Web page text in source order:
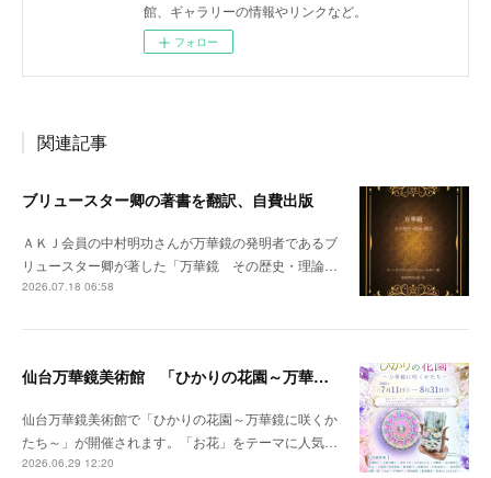
館、ギャラリーの情報やリンクなど。
フォロー
関連記事
ブリュースター卿の著書を翻訳、自費出版
ＡＫＪ会員の中村明功さんが万華鏡の発明者であるブ
リュースター卿が著した「万華鏡 その歴史・理論…
2026.07.18 06:58
仙台万華鏡美術館 「ひかりの花園～万華鏡に咲くかたち～」開催のお知らせ
仙台万華鏡美術館で「ひかりの花園～万華鏡に咲くか
たち～」が開催されます。「お花」をテーマに人気…
2026.06.29 12:20